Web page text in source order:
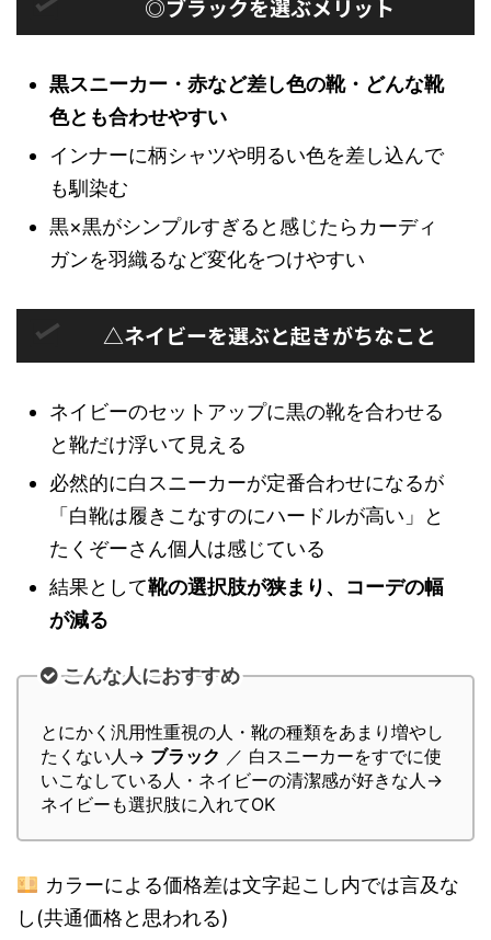
◎ブラックを選ぶメリット
黒スニーカー・赤など差し色の靴・どんな靴
色とも合わせやすい
インナーに柄シャツや明るい色を差し込んで
も馴染む
黒×黒がシンプルすぎると感じたらカーディ
ガンを羽織るなど変化をつけやすい
△ネイビーを選ぶと起きがちなこと
ネイビーのセットアップに黒の靴を合わせる
と靴だけ浮いて見える
必然的に白スニーカーが定番合わせになるが
「白靴は履きこなすのにハードルが高い」と
たくぞーさん個人は感じている
結果として靴の選択肢が狭まり、コーデの幅
が減る
こんな人におすすめ
とにかく汎用性重視の人・靴の種類をあまり増やし
たくない人→ ブラック ／ 白スニーカーをすでに使
いこなしている人・ネイビーの清潔感が好きな人→
ネイビーも選択肢に入れてOK
カラーによる価格差は文字起こし内では言及な
し(共通価格と思われる)